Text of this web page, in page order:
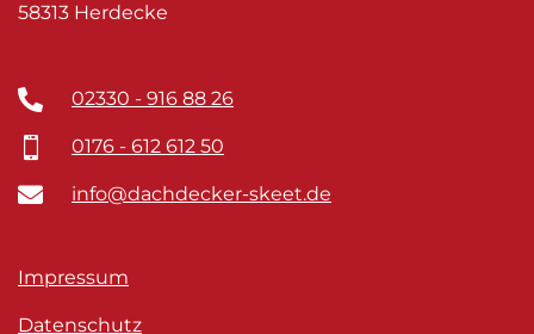
58313 Herdecke
 02330 - 916 88 26
 0176 - 612 612 50
 info@dachdecker-skeet.de
Impressum
Datenschutz